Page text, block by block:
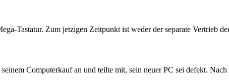
Tastatur. Zum jetzigen Zeitpunkt ist weder der separate Vertrieb
Computerkauf an und teilte mit, sein neuer PC sei defekt.